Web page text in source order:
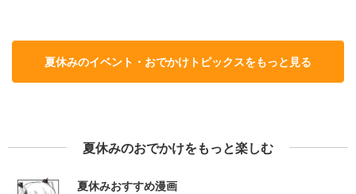
夏休みのイベント・おでかけトピックスをもっと見る
夏休みのおでかけをもっと楽しむ
夏休みおすすめ漫画